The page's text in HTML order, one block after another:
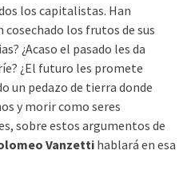
los capitalistas. Han
cosechado los frutos de sus
¿Acaso el pasado les da
¿El futuro les promete
un pedazo de tierra donde
y morir como seres
sobre estos argumentos de
Vanzetti hablará en esa